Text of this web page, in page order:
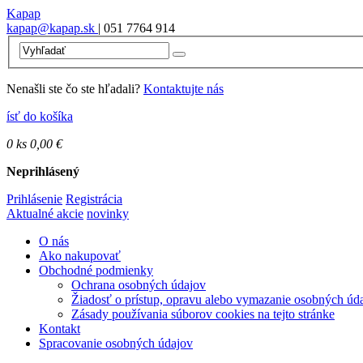
Kapap
kapap@kapap.sk | 051 7764 914
Nenašli ste čo ste hľadali? Kontaktujte nás
ísť do košíka
0 ks 0,00 €
Neprihlásený
Prihlásenie Registrácia
Aktualné akcie novinky
O nás
Ako nakupovať
Obchodné podmienky
Ochrana osobných údajov
Žiadosť o prístup, opravu alebo vymazanie osobných
Zásady používania súborov cookies na tejto stránke
Kontakt
Spracovanie osobných údajov